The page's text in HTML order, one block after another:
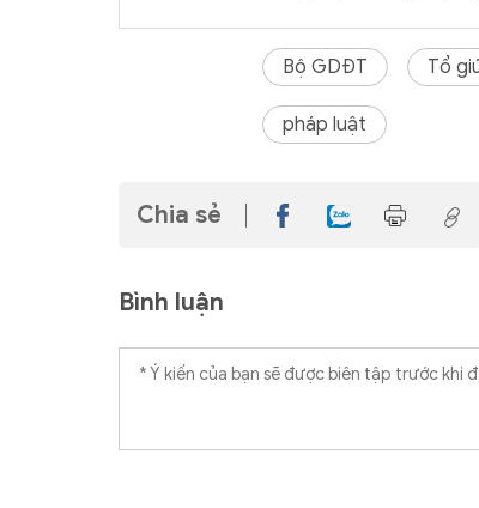
Bộ GDĐT Tổ
pháp luật
Chia sẻ
Bình luận